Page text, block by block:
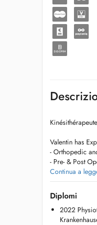
Valentin has
- Orthopedic
- Pre- & Post
- Functional
- Functional
- Zertified Back
- Manuel
- Kinesiology
Continua a
Diplomi
2022